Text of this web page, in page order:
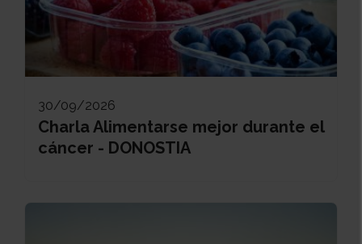
30/09/2026
Charla Alimentarse mejor durante el
cáncer - DONOSTIA